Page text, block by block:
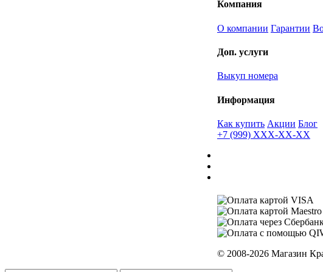
Компания
О компании Гарантии
Доп. услуги
Выкуп номера
Информация
Как купить Акции Блог
+7 (999) XXX-XX-XX
© 2008-2026 Магазин